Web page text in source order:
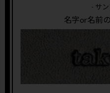
- サ
名字or名前